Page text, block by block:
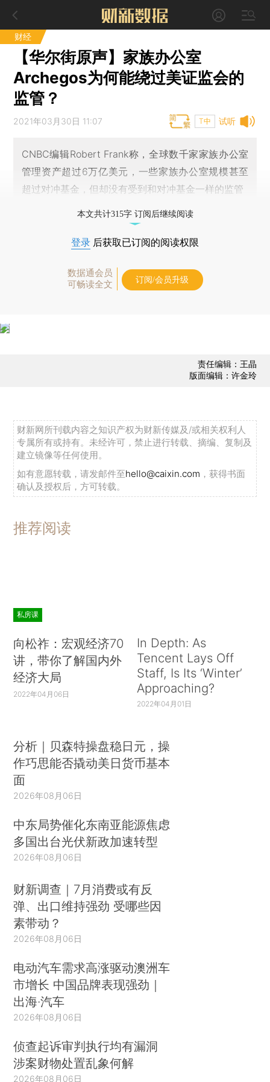
财经
【华尔街原声】家族办公室
Archegos为何能绕过美证监会的
监管？
试听
2021年03月30日 11:07 T中
CNBC编辑Robert Frank称，全球数千家家族办公室
管理资产超过6万亿美元，一些家族办公室规模甚至
超过对冲基金，但却没有受到和对冲基金一样的监管
本文共计315字 订阅后继续阅读
登录 后获取已订阅的阅读权限
数据通会员
可畅读全文
订阅/会员升级
责任编辑：王晶
版面编辑：许金玲
财新网所刊载内容之知识产权为财新传媒及/或相关权利人
专属所有或持有。未经许可，禁止进行转载、摘编、复制及
建立镜像等任何使用。
如有意愿转载，请发邮件至hello@caixin.com ，获得书面
确认及授权后，方可转载。
推荐阅读
私房课
向松祚：宏观经济70
讲，带你了解国内外
经济大局
2022年04月06日
In Depth: As
Tencent Lays Off
Staff, Is Its ‘Winter’
Approaching?
2022年04月01日
分析｜贝森特操盘稳日元，操
作巧思能否撬动美日货币基本
面
2026年08月06日
中东局势催化东南亚能源焦虑
多国出台光伏新政加速转型
2026年08月06日
财新调查｜7月消费或有反
弹、出口维持强劲 受哪些因
素带动？
2026年08月06日
电动汽车需求高涨驱动澳洲车
市增长 中国品牌表现强劲｜
出海·汽车
2026年08月06日
侦查起诉审判执行均有漏洞
涉案财物处置乱象何解
2026年08月06日